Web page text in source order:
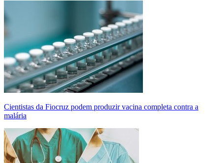
Cientistas da Fiocruz podem produzir vacina completa contra a
malária